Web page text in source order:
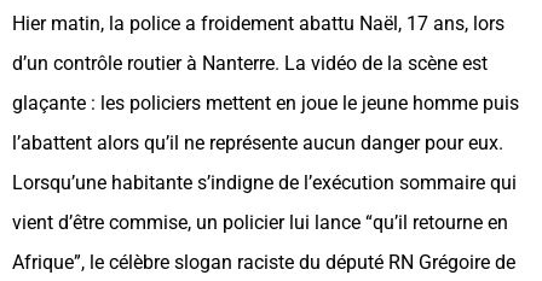
Hier matin, la police a froidement abattu Naël, 17 ans, lors
d’un contrôle routier à Nanterre. La vidéo de la scène est
glaçante : les policiers mettent en joue le jeune homme puis
l’abattent alors qu’il ne représente aucun danger pour eux.
Lorsqu’une habitante s’indigne de l’exécution sommaire qui
vient d’être commise, un policier lui lance “qu’il retourne en
Afrique”, le célèbre slogan raciste du député RN Grégoire de